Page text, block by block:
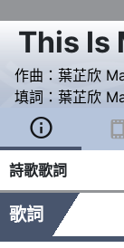
This Is
作曲： 葉芷欣
填詞： 葉芷欣

詩歌歌詞
歌詞